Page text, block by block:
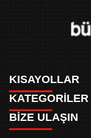
KISAYOLLAR
ANASAYFA
AKSU CANLI
KATEGORİLER
WHATSAPP
BİZE ULAŞIN